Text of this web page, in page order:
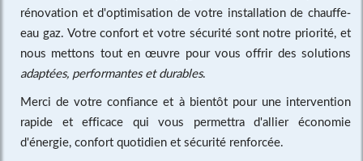
rénovation et d'optimisation de votre installation de chauffe-
eau gaz. Votre confort et votre sécurité sont notre priorité, et
nous mettons tout en œuvre pour vous offrir des solutions
adaptées, performantes et durables.
Merci de votre confiance et à bientôt pour une intervention
rapide et efficace qui vous permettra d'allier économie
d'énergie, confort quotidien et sécurité renforcée.